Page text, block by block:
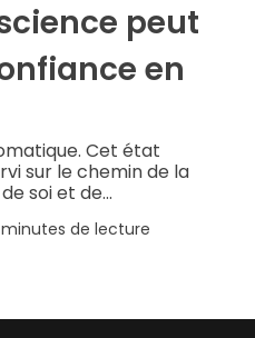
peut
en
Cet état
sur le chemin de la
soi et de...
minutes de lecture